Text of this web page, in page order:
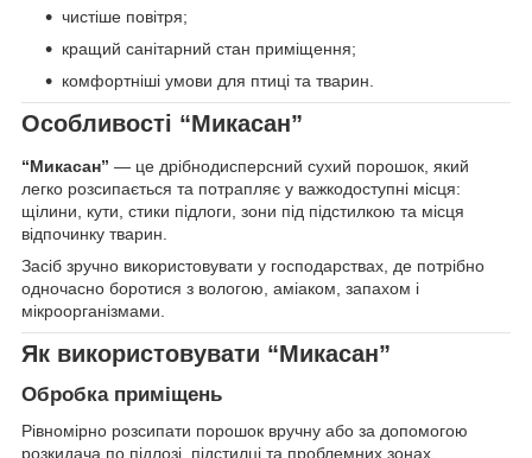
чистіше повітря;
кращий санітарний стан приміщення;
комфортніші умови для птиці та тварин.
Особливості “Микасан”
“Микасан” — це дрібнодисперсний сухий порошок, який
легко розсипається та потрапляє у важкодоступні місця:
щілини, кути, стики підлоги, зони під підстилкою та місця
відпочинку тварин.
Засіб зручно використовувати у господарствах, де потрібно
одночасно боротися з вологою, аміаком, запахом і
мікроорганізмами.
Як використовувати “Микасан”
Обробка приміщень
Рівномірно розсипати порошок вручну або за допомогою
розкидача по підлозі, підстилці та проблемних зонах.